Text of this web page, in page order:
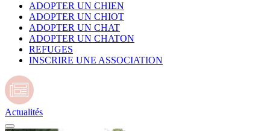
ADOPTER UN CHIEN
ADOPTER UN CHIOT
ADOPTER UN CHAT
ADOPTER UN CHATON
REFUGES
INSCRIRE UNE ASSOCIATION
Actualités